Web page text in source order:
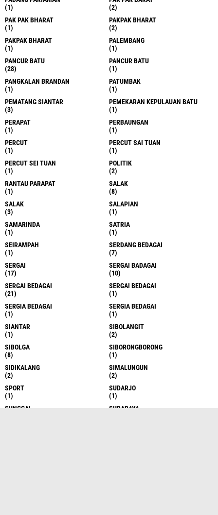
(1)
(2)
PAK PAK BHARAT
(1)
PAKPAK BHARAT
(2)
PAKPAK BHARAT
(1)
PALEMBANG
(1)
PANCUR BATU
(28)
PANCUR BATU
(1)
PANGKALAN BRANDAN
(1)
PATUMBAK
(1)
PEMATANG SIANTAR
(3)
PEMEKARAN KEPULAUAN BATU
(1)
PERAPAT
(1)
PERBAUNGAN
(1)
PERCUT
(1)
PERCUT SAI TUAN
(1)
PERCUT SEI TUAN
(1)
POLITIK
(2)
RANTAU PARAPAT
(1)
SALAK
(8)
SALAK
(3)
SALAPIAN
(1)
SAMARINDA
(1)
SATRIA
(1)
SEIRAMPAH
(1)
SERDANG BEDAGAI
(7)
SERGAI
(17)
SERGAI BADAGAI
(10)
SERGAI BEDAGAI
(21)
SERGAI BEDAGAI
(1)
SERGIA BEDAGAI
(1)
SERGIA BEDAGAI
(1)
SIANTAR
(1)
SIBOLANGIT
(2)
SIBOLGA
(8)
SIBORONGBORONG
(1)
SIDIKALANG
(2)
SIMALUNGUN
(2)
SPORT
(1)
SUDARJO
(1)
SUNGGAL
SURABAYA